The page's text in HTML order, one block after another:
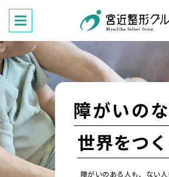
障がいの
世界をつ
障がいのある人も、ない人